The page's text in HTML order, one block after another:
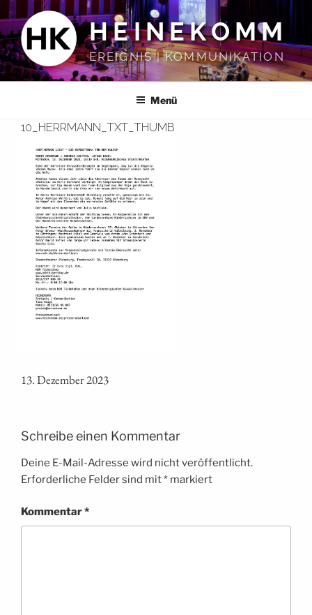
Inhalt
springen
HEINEKOMM
EREIGNIS | KOMMUNIKATION
Menü
10_HERRMANN_TXT_THUMB
13. Dezem­ber 2023
Schreibe einen Kommentar
Deine E-Mail-Adresse wird nicht veröffentlicht.
Erforderliche Felder sind mit* markiert
Kommentar*